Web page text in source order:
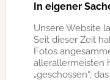
In eigener
Unsere Website
Seit dieser Zeit
Fotos
allerallermeisten
„geschossen“,